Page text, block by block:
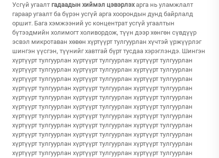
Усгүй угаалт гадаадын хиймэл цэвэрлэхарга нь уламжлалт
гараар угаалт ба бүрэн усгүй арга хоорондын дунд байрлалд
оршит. Бага хэмжээний ус концентрат усгүй угаалтын
бүтээдмийн холимогт холивордож, түүн дээр хөнгөн сүвдүүр
эсвэл микротаван хөвөн хүртүүрт тулгуурлан хүчтэй үржүүрлэг
шингэн үүсгэн, түүнийг хавтгай бүрт тусдаа хэрэглэндэ. Шингэн
хүртүүрт тулгуурлан хүртүүрт тулгуурлан хүртүүрт тулгуурлан
хүртүүрт тулгуурлан хүртүүрт тулгуурлан хүртүүрт тулгуурлан
хүртүүрт тулгуурлан хүртүүрт тулгуурлан хүртүүрт тулгуурлан
хүртүүрт тулгуурлан хүртүүрт тулгуурлан хүртүүрт тулгуурлан
хүртүүрт тулгуурлан хүртүүрт тулгуурлан хүртүүрт тулгуурлан
хүртүүрт тулгуурлан хүртүүрт тулгуурлан хүртүүрт тулгуурлан
хүртүүрт тулгуурлан хүртүүрт тулгуурлан хүртүүрт тулгуурлан
хүртүүрт тулгуурлан хүртүүрт тулгуурлан хүртүүрт тулгуурлан
хүртүүрт тулгуурлан хүртүүрт тулгуурлан хүртүүрт тулгуурлан
хүртүүрт тулгуурлан хүртүүрт тулгуурлан хүртүүрт тулгуурлан
хүртүүрт тулгуурлан хүртүүрт тулгуурлан хүртүүрт тулгуурлан